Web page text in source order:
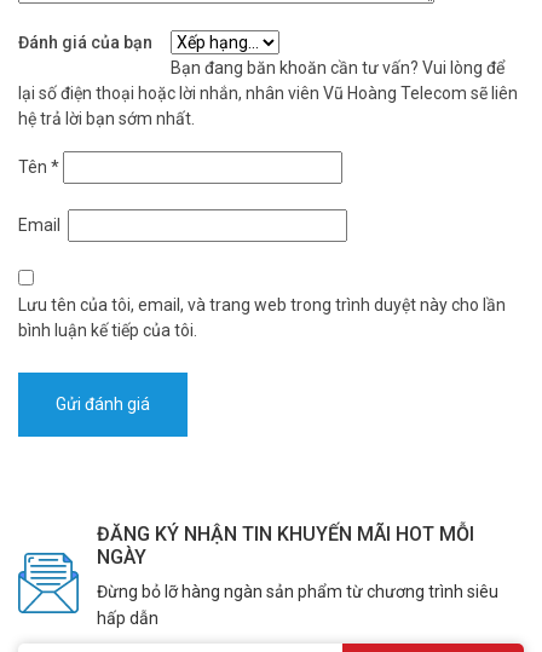
camera vừa sắc nét, vừa thông minh, vừa bền bỉ. Hãy liên hệ ngay
Vũ Hoàng Telecom để được tư vấn và nhận ưu đãi lắp đặt chuyên
nghiệp, đảm bảo an toàn cho bạn và người thân. Tham khảo thêm
thông tin tạiFacebook Vuhoangtelecom nhé.
Đánh giá của bạn
Bạn đang băn khoăn cần tư vấn? Vui lòng để
lại số điện thoại hoặc lời nhắn, nhân viên Vũ Hoàng Telecom sẽ liên
hệ trả lời bạn sớm nhất.
Tên *
Email
Lưu tên của tôi, email, và trang web trong trình duyệt này cho lần
bình luận kế tiếp của tôi.
ĐĂNG KÝ NHẬN TIN KHUYẾN MÃI HOT MỖI
NGÀY
Đừng bỏ lỡ hàng ngàn sản phẩm từ chương trình siêu
hấp dẫn